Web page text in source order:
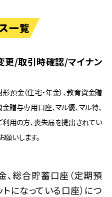
一覧
/取引時確認/マイナン
預金（住宅・年金）、教育資金贈
贈与専用口座、マル優、マル特、
利用の方、喪失届を提出されてい
いします。
、総合貯蓄口座（定期預
になっている口座）につ